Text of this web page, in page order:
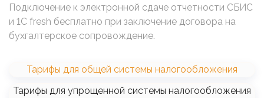
Подключение к электронной сдаче отчетности СБИС
и 1C fresh бесплатно при заключение договора на
бухгалтерское сопровождение.
Тарифы для общей системы налогообложения
Тарифы для упрощенной системы налогообложения